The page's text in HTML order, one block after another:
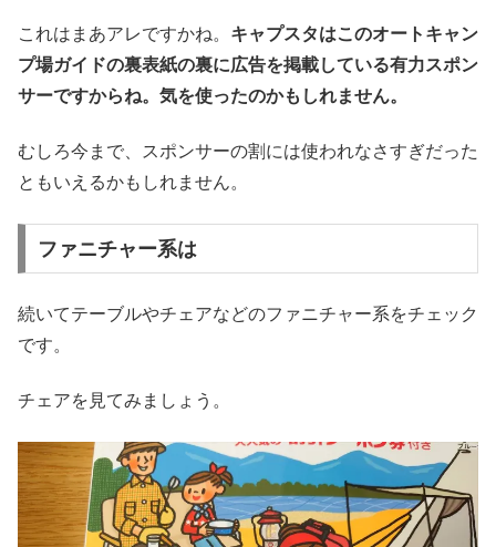
これはまあアレですかね。 キャプスタはこのオートキャン
プ場ガイドの裏表紙の裏に広告を掲載している有力スポン
サーですからね。気を使ったのかもしれません。
むしろ今まで、スポンサーの割には使われなさすぎだった
ともいえるかもしれません。
ファニチャー系は
続いてテーブルやチェアなどのファニチャー系をチェック
です。
チェアを見てみましょう。